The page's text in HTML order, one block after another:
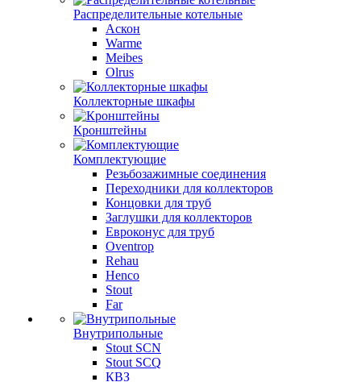
Распределительные котельные
Аскон
Warme
Meibes
Olrus
Коллекторные шкафы
Кронштейны
Комплектующие
Резьбозажимные соединения
Переходники для коллекторов
Концовки для труб
Заглушки для коллекторов
Евроконус для труб
Oventrop
Rehau
Henco
Stout
Far
Внутрипольные
Stout SCN
Stout SCQ
КВЗ